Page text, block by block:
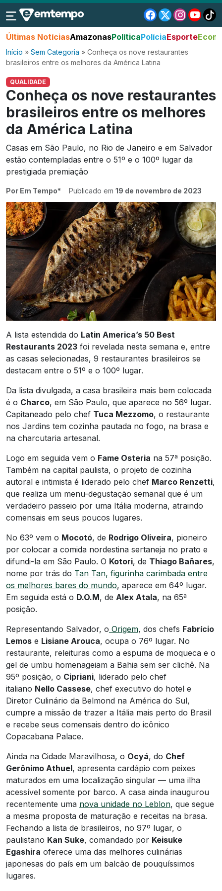
Últimas NotíciasAmazonasPolíticaPolíciaEsporte
Início » Sem Categoria » Conheça os nove restaurantes
brasileiros entre os melhores da América Latina
QUALIDADE
Conheça os nove restaurantes
brasileiros entre os melhores
da América Latina
Casas em São Paulo, no Rio de Janeiro e em Salvador
estão contempladas entre o 51º e o 100º lugar da
prestigiada premiação
Por Em Tempo* Publicado em 19 de novembro de 2023
A lista estendida do Latin America’s 50 Best
Restaurants 2023 foi revelada nesta semana e, entre
as casas selecionadas, 9 restaurantes brasileiros se
destacam entre o 51º e o 100º lugar.
Da lista divulgada, a casa brasileira mais bem colocada
é o Charco, em São Paulo, que aparece no 56º lugar.
Capitaneado pelo chef Tuca Mezzomo, o restaurante
nos Jardins tem cozinha pautada no fogo, na brasa e
na charcutaria artesanal.
Logo em seguida vem o Fame Osteria na 57ª posição.
Também na capital paulista, o projeto de cozinha
autoral e intimista é liderado pelo chef Marco Renzetti,
que realiza um menu-degustação semanal que é um
verdadeiro passeio por uma Itália moderna, atraindo
comensais em seus poucos lugares.
No 63º vem o Mocotó, de Rodrigo Oliveira, pioneiro
por colocar a comida nordestina sertaneja no prato e
difundi-la em São Paulo. O Kotori, de Thiago Bañares,
nome por trás do Tan Tan, figurinha carimbada entre
os melhores bares do mundo, aparece em 64º lugar.
Em seguida está o D.O.M, de Alex Atala, na 65ª
posição.
Representando Salvador, o Origem, dos chefs Fabrício
Lemos e Lisiane Arouca, ocupa o 76º lugar. No
restaurante, releituras como a espuma de moqueca e o
gel de umbu homenageiam a Bahia sem ser clichê. Na
95º posição, o Cipriani, liderado pelo chef
italiano Nello Cassese, chef executivo do hotel e
Diretor Culinário da Belmond na América do Sul,
cumpre a missão de trazer a Itália mais perto do Brasil
e recebe seus comensais dentro do icônico
Copacabana Palace.
Ainda na Cidade Maravilhosa, o Ocyá, do Chef
Gerônimo Athuel, apresenta cardápio com peixes
maturados em uma localização singular — uma ilha
acessível somente por barco. A casa ainda inaugurou
recentemente uma nova unidade no Leblon, que segue
a mesma proposta de maturação e receitas na brasa.
Fechando a lista de brasileiros, no 97º lugar, o
paulistano Kan Suke, comandado por Keisuke
Egashira oferece uma das melhores culinárias
japonesas do país em um balcão de pouquíssimos
lugares.